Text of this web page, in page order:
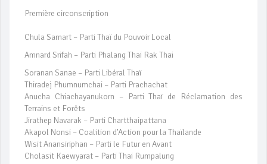
Première circonscription
Chula Samart – Parti Thaï du Pouvoir Local
Amnard Srifah – Parti Phalang Thai Rak Thai
Soranan Sanae – Parti Libéral Thaï
Thiradej Phumnumchai – Parti Prachachat
Anucha Chiachayanukorn – Parti Thaï de Réclamation des
Terrains et Forêts
Jirathep Navarak – Parti Chartthaipattana
Akapol Nonsi – Coalition d’Action pour la Thaïlande
Wisit Anansiriphan – Parti le Futur en Avant
Cholasit Kaewyarat – Parti Thai Rumpalung